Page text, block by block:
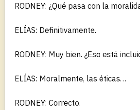
RODNEY: ¿Qué pasa con la
ELÍAS: Definitivamente.
RODNEY: Muy bien. ¿Eso está
ELÍAS: Moralmente, las éticas…
RODNEY: Correcto.